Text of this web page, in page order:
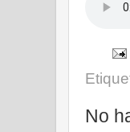
No